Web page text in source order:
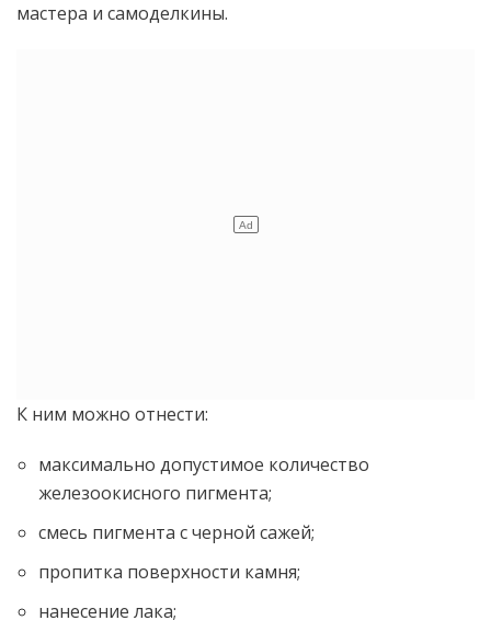
мастера и самоделкины.
К ним можно отнести:
максимально допустимое количество
железоокисного пигмента;
смесь пигмента с черной сажей;
пропитка поверхности камня;
нанесение лака;